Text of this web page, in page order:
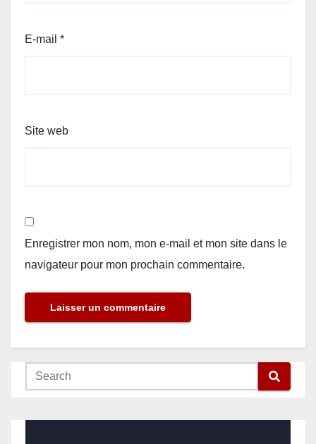
E-mail *
Site web
Enregistrer mon nom, mon e-mail et mon site dans le
navigateur pour mon prochain commentaire.